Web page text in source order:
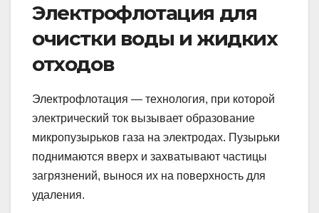
Электрофлотация для
очистки воды и жидких
отходов
Электрофлотация — технология, при которой
электрический ток вызывает образование
микропузырьков газа на электродах. Пузырьки
поднимаются вверх и захватывают частицы
загрязнений, вынося их на поверхность для
удаления.